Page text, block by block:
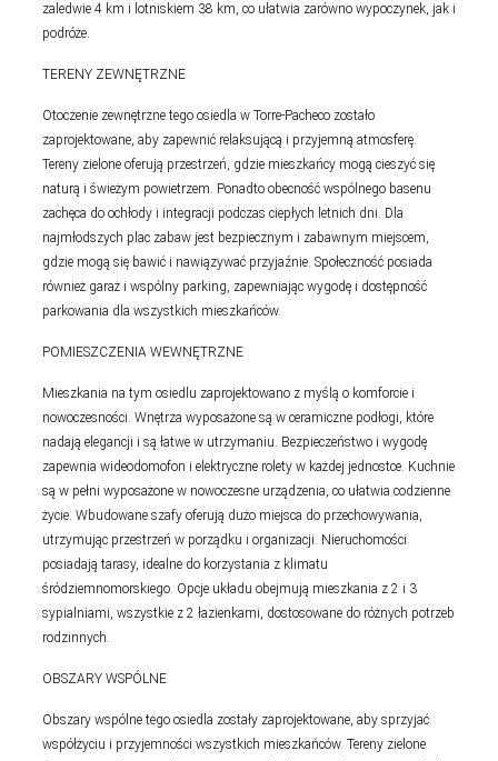
zaledwie 4 km i lotniskiem 38 km, co ułatwia zarówno wypoczynek, jak i
podróże.
TERENY ZEWNĘTRZNE
Otoczenie zewnętrzne tego osiedla w Torre-Pacheco zostało
zaprojektowane, aby zapewnić relaksującą i przyjemną atmosferę.
Tereny zielone oferują przestrzeń, gdzie mieszkańcy mogą cieszyć się
naturą i świeżym powietrzem. Ponadto obecność wspólnego basenu
zachęca do ochłody i integracji podczas ciepłych letnich dni. Dla
najmłodszych plac zabaw jest bezpiecznym i zabawnym miejscem,
gdzie mogą się bawić i nawiązywać przyjaźnie. Społeczność posiada
również garaż i wspólny parking, zapewniając wygodę i dostępność
parkowania dla wszystkich mieszkańców.
POMIESZCZENIA WEWNĘTRZNE
Mieszkania na tym osiedlu zaprojektowano z myślą o komforcie i
nowoczesności. Wnętrza wyposażone są w ceramiczne podłogi, które
nadają elegancji i są łatwe w utrzymaniu. Bezpieczeństwo i wygodę
zapewnia wideodomofon i elektryczne rolety w każdej jednostce. Kuchnie
są w pełni wyposażone w nowoczesne urządzenia, co ułatwia codzienne
życie. Wbudowane szafy oferują dużo miejsca do przechowywania,
utrzymując przestrzeń w porządku i organizacji. Nieruchomości
posiadają tarasy, idealne do korzystania z klimatu
śródziemnomorskiego. Opcje układu obejmują mieszkania z 2 i 3
sypialniami, wszystkie z 2 łazienkami, dostosowane do różnych potrzeb
rodzinnych.
OBSZARY WSPÓLNE
Obszary wspólne tego osiedla zostały zaprojektowane, aby sprzyjać
współżyciu i przyjemności wszystkich mieszkańców. Tereny zielone